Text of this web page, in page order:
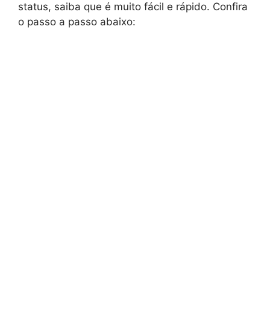
status, saiba que é muito fácil e rápido. Confira
o passo a passo abaixo: